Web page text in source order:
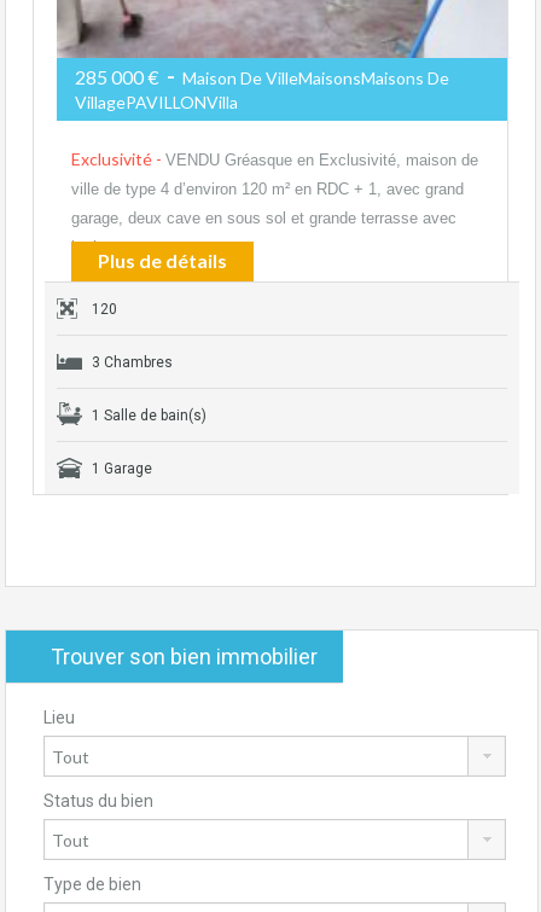
285 000 € - Maison De VilleMaisonsMaisons De
VillagePAVILLONVilla
Exclusivité - VENDU Gréasque en Exclusivité, maison de
ville de type 4 d’environ 120 m² en RDC + 1, avec grand
garage, deux cave en sous sol et grande terrasse avec
barbecue,…
Plus de détails
120
3 Chambres
1 Salle de bain(s)
1 Garage
Trouver son bien immobilier
Lieu
Status du bien
Type de bien